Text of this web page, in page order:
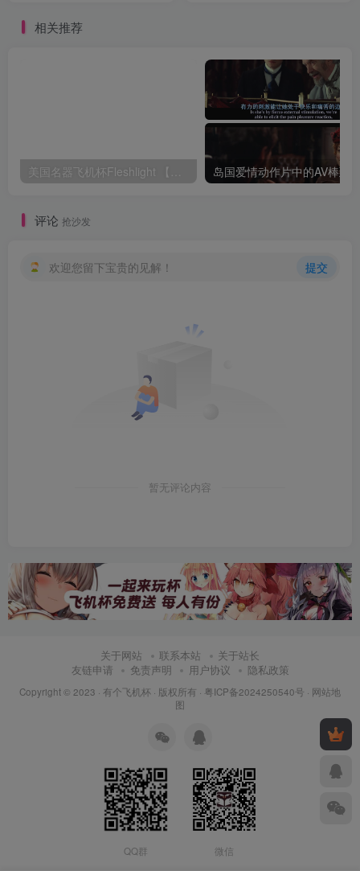
相关推荐
美国名器飞机杯Fleshlight 【Quickshot-Vantage 双头飞机杯】完全评测
评论 抢沙发
欢迎您留下宝贵的见解！ 提交
暂无评论内容
关于网站 联系本站
关于站长
友链申请
免责声明 用户协议 隐私政策
Copyright © 2023 · 有个飞机杯 · 版权所有 · 粤ICP备2024250540号 · 网站地
图
QQ群 微信